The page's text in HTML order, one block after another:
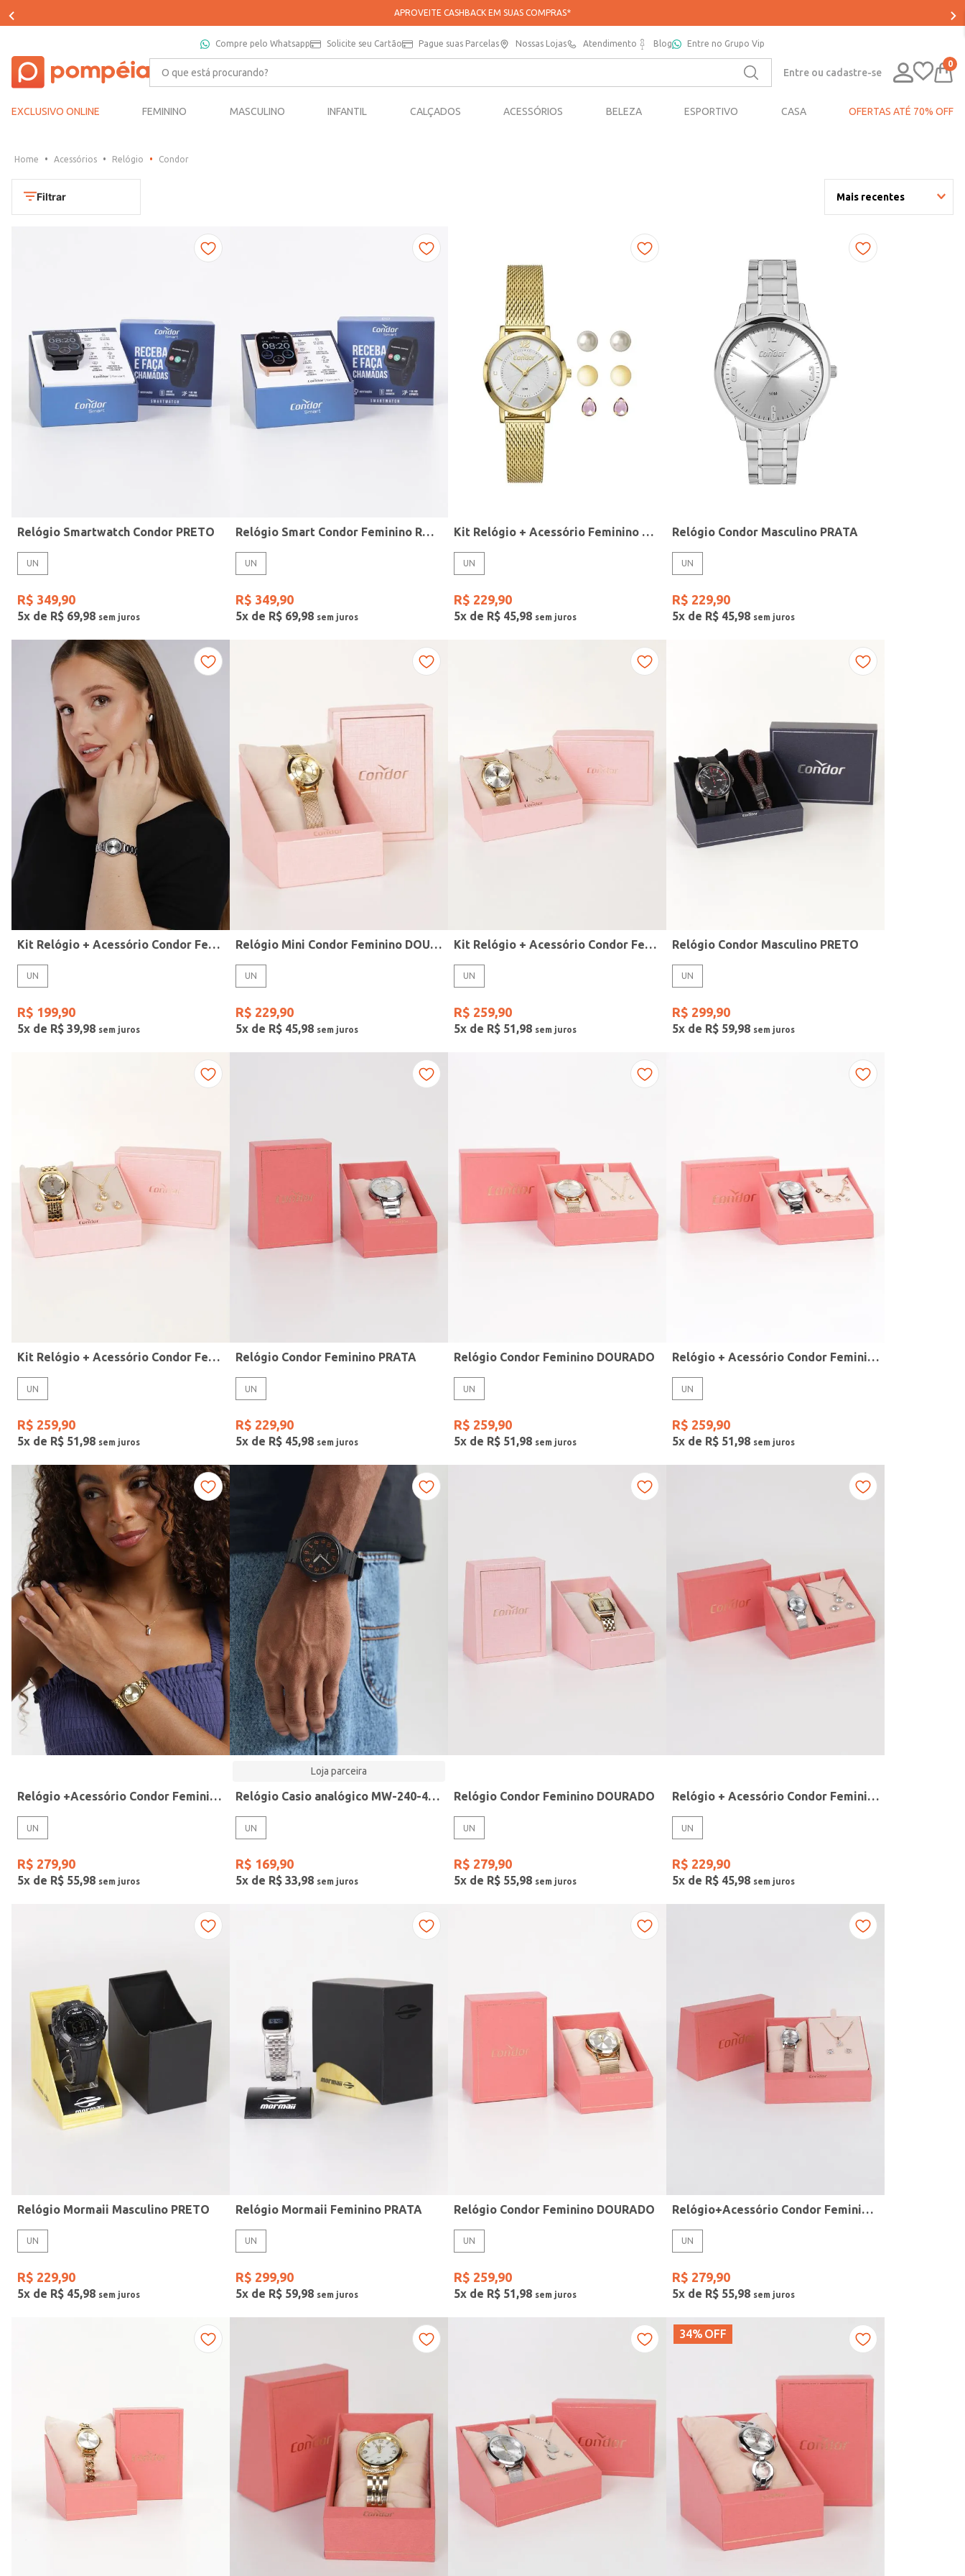
APROVEITE CASHBACK EM SUAS COMPRAS*
Compre pelo Whatsapp Solicite seu Cartão Pague suas Parcelas Nossas Lojas Atendimento Blog Entre no Grupo Vip
O que está procurando?
Entre ou cadastre-se
0
EXCLUSIVO ONLINE FEMININO MASCULINO INFANTIL CALÇADOS ACESSÓRIOS BELEZA ESPORTIVO CASA OFERTAS ATÉ 70% OFF
Acessórios Relógio Condor
Filtrar Mais recentes
UN
Mormaii
Casio
Gang
Preto
Rose
Vermelho
Estilo
Fitness
Modelo
Modelo de Pulseira
Faixas de preço
– R$ 390,00
Relógio Smartwatch Condor PRETO
UN
R$ 349,90
5x de R$ 69,98
Relógio Smart Condor Feminino ROSE
UN
R$ 349,90
5x de R$ 69,98
Kit Relógio + Acessório Feminino DOURADO
UN
R$ 229,90
5x de R$ 45,98
Relógio Condor Masculino PRATA
UN
R$ 229,90
5x de R$ 45,98
Kit Relógio + Acessório Condor Feminino PRATA
UN
R$ 199,90
5x de R$ 39,98
Relógio Mini Condor Feminino DOURADO
UN
R$ 229,90
5x de R$ 45,98
Kit Relógio + Acessório Condor Feminino DOURADO
UN
R$ 259,90
5x de R$ 51,98
Relógio Condor Masculino PRETO
UN
R$ 299,90
5x de R$ 59,98
Kit Relógio + Acessório Condor Feminino DOURADO
UN
R$ 259,90
5x de R$ 51,98
Relógio Condor Feminino PRATA
UN
R$ 229,90
5x de R$ 45,98
Relógio Condor Feminino DOURADO
UN
R$ 259,90
5x de R$ 51,98
Relógio + Acessório Condor Feminino PRATA
UN
R$ 259,90
5x de R$ 51,98
Relógio +Acessório Condor Feminino DOURADO
UN
R$ 279,90
5x de R$ 55,98
Loja parceira
Relógio Casio analógico MW-240-4BVDF-SC
UN
R$ 169,90
5x de R$ 33,98
Relógio Condor Feminino DOURADO
UN
R$ 279,90
5x de R$ 55,98
Relógio + Acessório Condor Feminino PRATA
UN
R$ 229,90
5x de R$ 45,98
Relógio Mormaii Masculino PRETO
UN
R$ 229,90
5x de R$ 45,98
Relógio Mormaii Feminino PRATA
UN
R$ 299,90
5x de R$ 59,98
Relógio Condor Feminino DOURADO
UN
R$ 259,90
5x de R$ 51,98
Relógio+Acessório Condor Feminino ROSE
UN
R$ 279,90
5x de R$ 55,98
34% OFF